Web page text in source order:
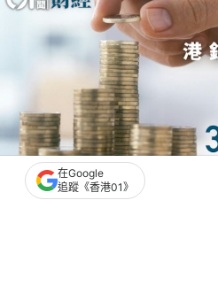
在Google
追蹤《香港01》